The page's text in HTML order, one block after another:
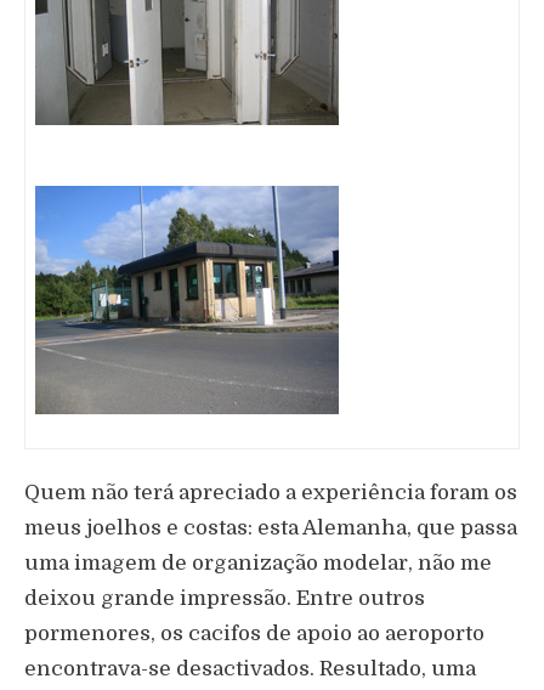
Quem não terá apreciado a experiência foram os
meus joelhos e costas: esta Alemanha, que passa
uma imagem de organização modelar, não me
deixou grande impressão. Entre outros
pormenores, os cacifos de apoio ao aeroporto
encontrava-se desactivados. Resultado, uma